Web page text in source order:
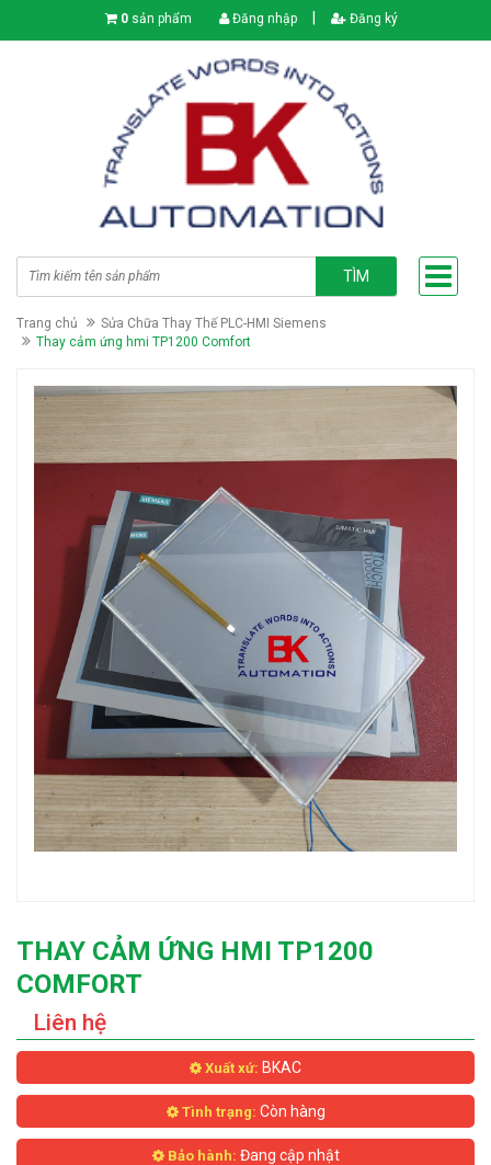
0 sản phẩm Đăng nhập Đăng ký
TÌM
Trang chủ
Sửa Chữa Thay Thế PLC-HMI Siemens
Thay cảm ứng hmi TP1200 Comfort
THAY CẢM ỨNG HMI TP1200
COMFORT
Liên hệ
Xuất xứ: BKAC
Tình trạng: Còn hàng
Bảo hành: Đang cập nhật